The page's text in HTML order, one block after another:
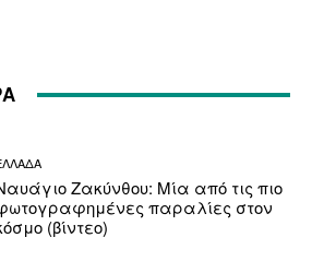
Ζακύνθου: Μία από τις πιο
παραλίες στον
(βίντεο)